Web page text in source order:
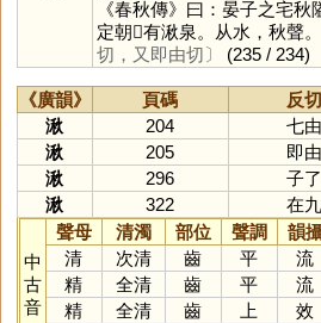
《春秋傳》曰：晏子之宅秋
定朝𨙻有湫泉。从水，秋聲。
切，又即由切〕
(235 / 234)
《廣韻》 頁碼 反切
湫
204
七由
湫
205
即由
湫
296
子了
湫
322 在九
中
古
音
聲母 清濁 部位 聲調 韻
清
次清 齒 平 流
精
全清 齒 平 流
精
全清 齒 上 效